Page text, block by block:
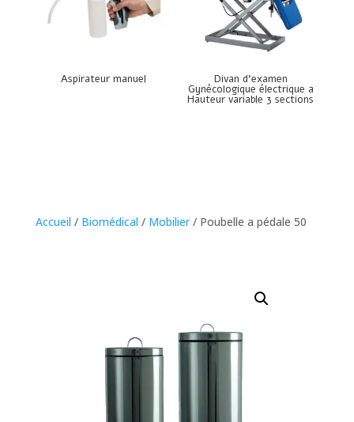
Aspirateur manuel Divan d’examen
Gynécologique électrique a
Hauteur variable 3 sections
Accueil / Biomédical / Mobilier/ Poubelle a pédale 50